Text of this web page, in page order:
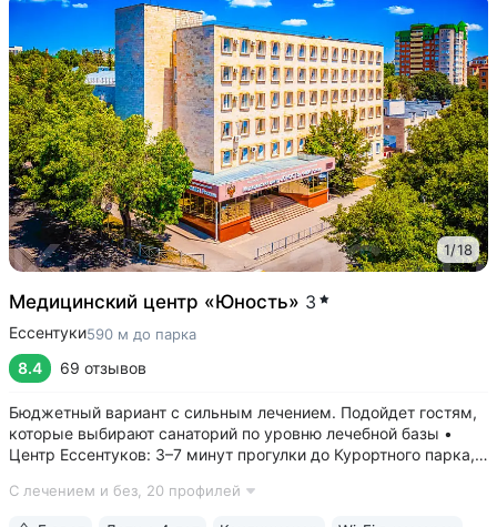
1/18
Медицинский центр «Юность» 3
Ессентуки590 м до парка
8.4 69 отзывов
Бюджетный вариант с сильным лечением. Подойдет гостям,
которые выбирают санаторий по уровню лечебной базы •
Центр Ессентуков: 3–7 минут прогулки до Курортного парка,
вокзала • Более 60 лет экспертизы в реабилитации
С лечением и без, 20 профилей